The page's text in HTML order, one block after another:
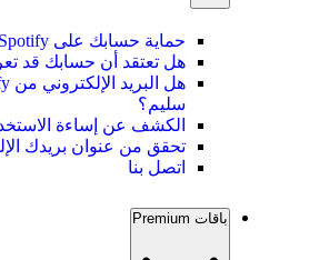
حماية حسابك على Spotify
هل تعتقد أن حسابك قد
سليم؟
الكشف عن إساءة
تحقق من عنوان بريدك
اتصل بنا
باقات Premium